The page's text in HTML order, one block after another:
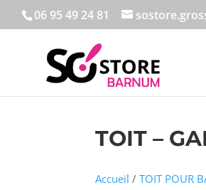
06 95 49 24 81
TOIT –
Accueil /TOIT POUR